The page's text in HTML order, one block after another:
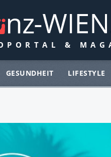
GESUNDHEIT LIFESTYLE